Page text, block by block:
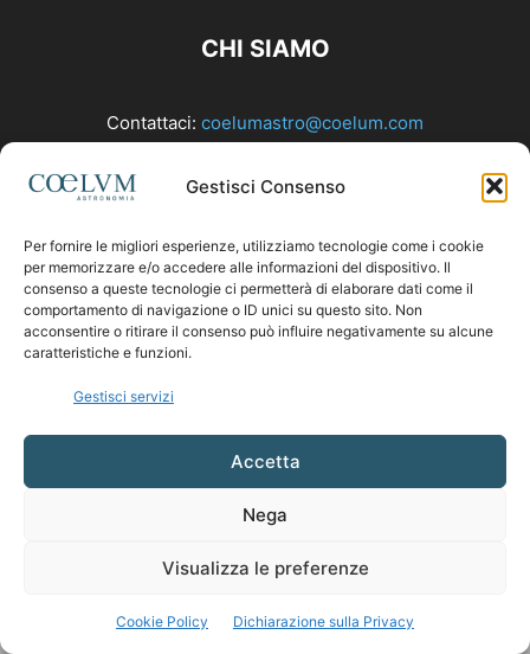
Gestisci Consenso
Per fornire le migliori esperienze, utilizziamo tecnologie come i cookie
per memorizzare e/o accedere alle informazioni del dispositivo. Il
consenso a queste tecnologie ci permetterà di elaborare dati come il
comportamento di navigazione o ID unici su questo sito. Non
acconsentire o ritirare il consenso può influire negativamente su alcune
caratteristiche e funzioni.
Gestisci servizi
Accetta
Nega
Visualizza le preferenze
Cookie Policy Dichiarazione sulla Privacy
CHI SIAMO
Contattaci: coelumastro@coelum.com
SEGUICI